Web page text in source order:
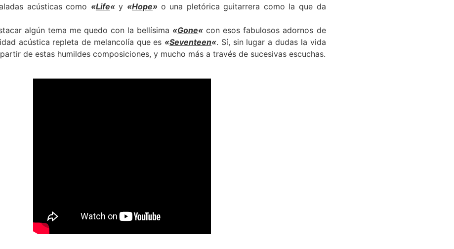
acústicas como «Life«y «Hope» o una pletórica guitarrera como la que da
algún tema me quedo con la bellísima «Gone« con esos fabulosos adornos de
acústica repleta de melancolía que es «Seventeen«. Sí, sin lugar a dudas la vida
de estas humildes composiciones, y mucho más a través de sucesivas escuchas.